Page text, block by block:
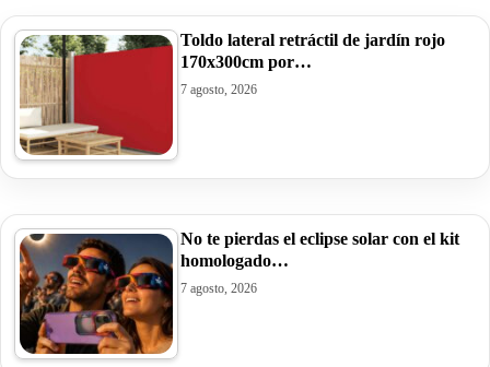
Toldo lateral retráctil de jardín rojo
170x300cm por…
7 agosto, 2026
No te pierdas el eclipse solar con el kit
homologado…
7 agosto, 2026